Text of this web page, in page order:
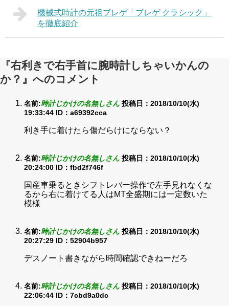
機械式時計の元祖ブレゲ「ブレゲ クラシック」
を徹底紹介
『右利きで右手首に腕時計しちゃいかんの
か？』へのコメント
名前:時計じかけの名無しさん 投稿日：2018/10/10(水)
19:33:44 ID：a69392cca
利き手に着けたら傷だらけにならない？
名前:時計じかけの名無しさん 投稿日：2018/10/10(水)
20:24:00 ID：fbd2f746f
国産車乗るときシフトレバー操作で左手見れなくな
るから右に着けてる人はMT全盛期には一定数いた
模様
名前:時計じかけの名無しさん 投稿日：2018/10/10(水)
20:27:29 ID：52904b957
デスノート書きながら時間確認できねーだろ
名前:時計じかけの名無しさん 投稿日：2018/10/10(水)
22:06:44 ID：7cbd9a0dc